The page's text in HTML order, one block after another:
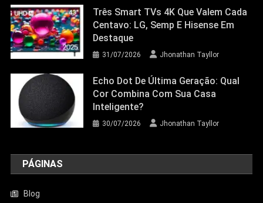
Três Smart TVs 4K Que Valem Cada
Centavo: LG, Semp E Hisense Em
Destaque
31/07/2026 Jhonathan Tayllor
Echo Dot De Última Geração: Qual
Cor Combina Com Sua Casa
Inteligente?
30/07/2026 Jhonathan Tayllor
PÁGINAS
Blog